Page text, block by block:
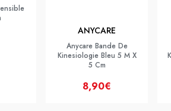
ANYCARE
Anycare Bande De
Kinesiologie Bleu 5 M X
5 Cm
8,90€